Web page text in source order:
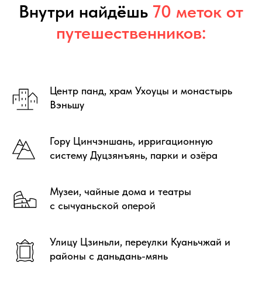
Внутри найдёшь 70 меток от
путешественников:
Центр панд, храм Ухоуцы и монастырь
Вэньшу
Гору Цинчэншань, ирригационную
систему Дуцзянъянь, парки и озёра
Музеи, чайные дома и театры
с сычуаньской оперой
Улицу Цзиньли, переулки Куаньчжай и
районы с даньдань-мянь